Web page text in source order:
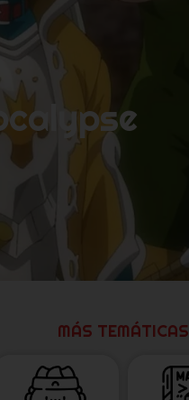
MÁS TEMÁTICAS